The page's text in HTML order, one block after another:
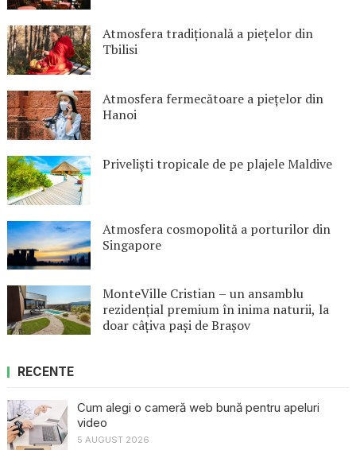
Atmosfera tradițională a piețelor din
Tbilisi
Atmosfera fermecătoare a piețelor din
Hanoi
Priveliști tropicale de pe plajele Maldive
Atmosfera cosmopolită a porturilor din
Singapore
MonteVille Cristian – un ansamblu
rezidențial premium în inima naturii, la
doar câțiva pași de Brașov
RECENTE
Cum alegi o cameră web bună pentru apeluri
video
5 AUGUST 2026